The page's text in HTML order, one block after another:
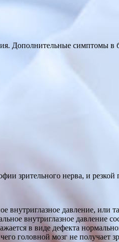
Дополнительные симптомы в
зрительного нерва, и резкой
давление, или
внутриглазное давление
в виде дефекта
головной мозг не получает